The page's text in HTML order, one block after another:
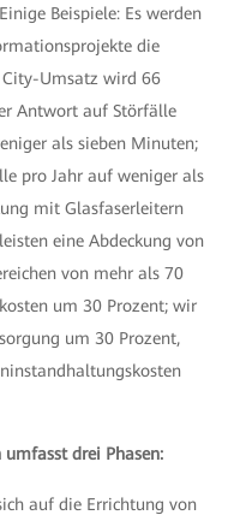
Beispiele: Es werden
die
Umsatz wird 66
Antwort auf Störfälle
als sieben Minuten;
pro Jahr auf weniger als
mit Glasfaserleitern
eine Abdeckung von
von mehr als 70
um 30 Prozent; wir
um 30 Prozent,
drei Phasen:
auf die Errichtung von